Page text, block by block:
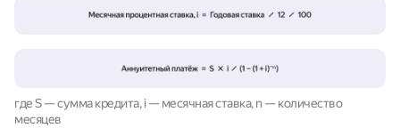
где S — сумма кредита, i — месячная ставка, n — количество
месяцев